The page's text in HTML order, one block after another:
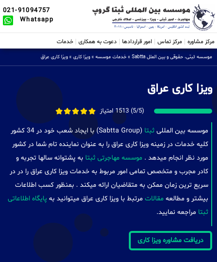
021-91094757
Whatsapp
مرکز مشاوره مرکز تماس امور قراردادها دعوت به همکاری خدمات
موسسه ثبتی، حقوقی و بین الملل Sabtta » خدمات موسسه » ویزا کاری » ویزا کاری عراق
ویزا کاری عراق
(5/5) 1513 امتیاز
موسسه بین المللی ثبتا
(Sabtta Group) با ایجاد شعب خود در 34 کشور
کلیه خدمات در زمینه ویزا کاری عراق را به عنوان نماینده تام شما در کشور
مورد نظر انجام میدهد . موسسه مهاجرتی ثبتا به پشتوانه سالها تجربه و
کادر مجرب و متخصص تمامی امور مربوط به خدمات ویزا کاری عراق را در در
سریع ترین زمان ممکن به متقاضیان ارائه میکند . بمنظور کسب اطلاعات
بیشتر و مطالعه مقالات مرتبط با ویزا کاری عراق میتوانید به پایگاه اطلاعاتی
ثبتا مراجعه نمایید.
دریافت مشاوره ویزا کاری